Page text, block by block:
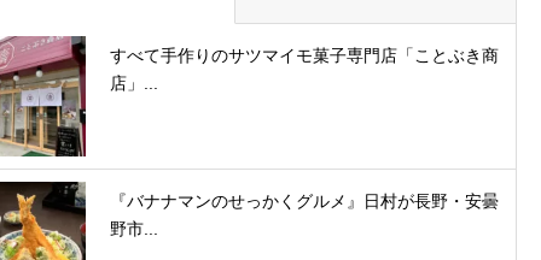
すべて手作りのサツマイモ菓子専門店「ことぶき商
店」...
『バナナマンのせっかくグルメ』日村が長野・安曇
野市...